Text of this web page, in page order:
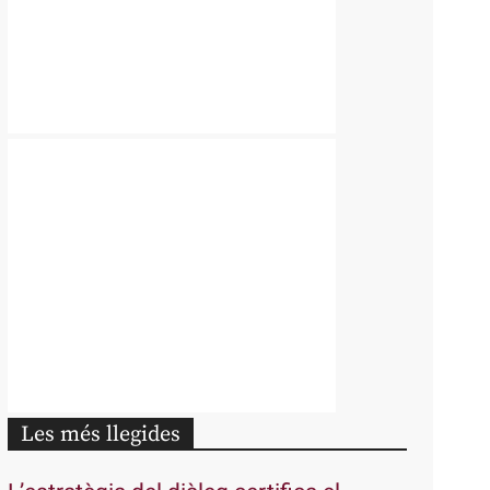
Les més llegides